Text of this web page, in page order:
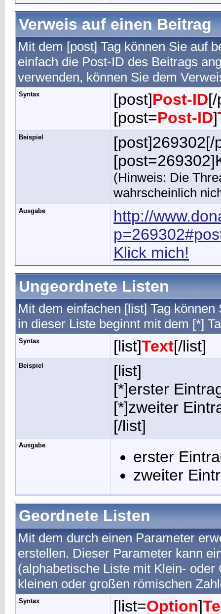
Verweis auf einen Beitrag
Mit dem [post] Tag können Sie auf
einfach die Post-ID des Beitrags
verwenden, können Sie dem
Syntax [post]Post-ID
[post=Post-ID]
Beispiel
[post]269302[/
(Hinweis: Die
wahrscheinlich
Ausgabe
http://
Klick mich!
Ungeordnete Listen
Mit dem einfachen [list] Tag
in dieser Liste beginnt mit dem [*]
Syntax [list]Text[/list]
Beispiel
[list]
[*]erster
[*]zweiter
[/list]
Ausgabe
erster
zweiter
Geordnete Listen
Mit dem durch einen Parameter
erstellen. Dieser Parameter kann
(alphabetische Liste mit Klein-
kleinen oder großen römischen
Syntax [list=Option]